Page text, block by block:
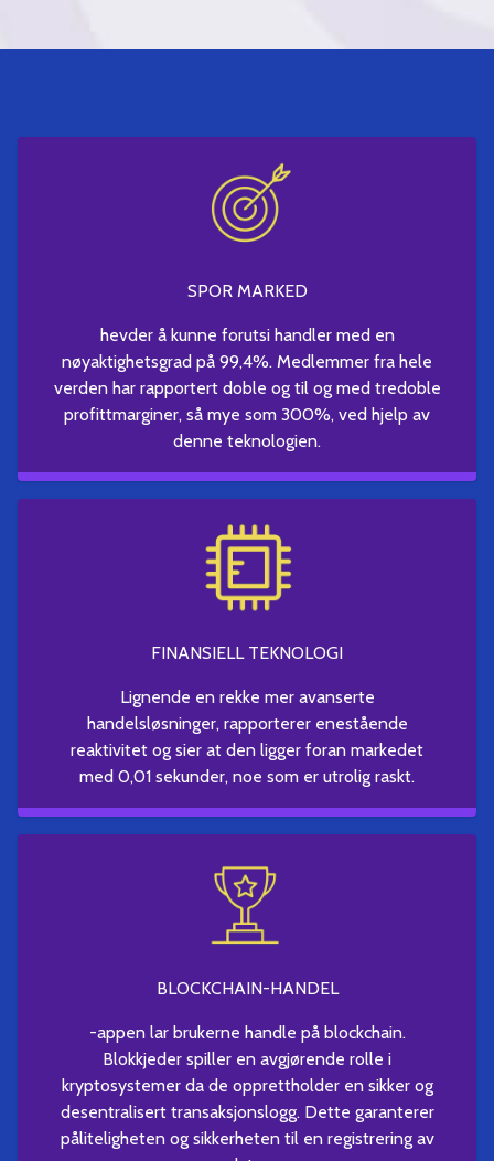
SPOR MARKED
hevder å kunne forutsi handler med en
nøyaktighetsgrad på 99,4%. Medlemmer fra hele
verden har rapportert doble og til og med tredoble
profittmarginer, så mye som 300%, ved hjelp av
denne teknologien.
FINANSIELL TEKNOLOGI
Lignende en rekke mer avanserte
handelsløsninger, rapporterer enestående
reaktivitet og sier at den ligger foran markedet
med 0,01 sekunder, noe som er utrolig raskt.
BLOCKCHAIN-HANDEL
-appen lar brukerne handle på blockchain.
Blokkjeder spiller en avgjørende rolle i
kryptosystemer da de opprettholder en sikker og
desentralisert transaksjonslogg. Dette garanterer
påliteligheten og sikkerheten til en registrering av